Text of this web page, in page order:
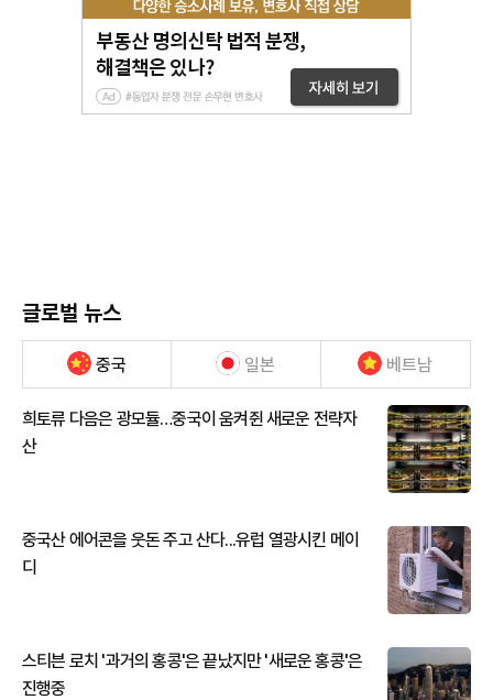
글로벌 뉴스
중국 일본 베트남
희토류 다음은 광모듈…중국이 움켜쥔 새로운 전략자
산
중국산 에어콘을 웃돈 주고 산다...유럽 열광시킨 메이
디
스티븐 로치 '과거의 홍콩'은 끝났지만 '새로운 홍콩'은
진행중